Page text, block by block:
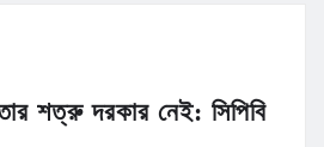
শত্রু দরকার নেই: সিপিবি